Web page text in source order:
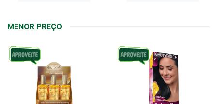
MENOR PREÇO